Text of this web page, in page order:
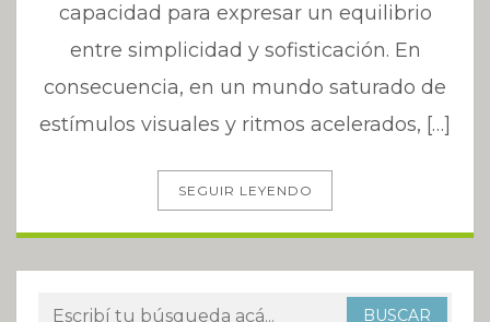
capacidad para expresar un equilibrio
entre simplicidad y sofisticación. En
consecuencia, en un mundo saturado de
estímulos visuales y ritmos acelerados, […]
SEGUIR LEYENDO